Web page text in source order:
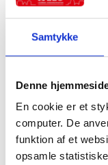
Samtykke
Denne
En cookie er et
computer. De
funktion af et
opsamle
Boligpolitik i